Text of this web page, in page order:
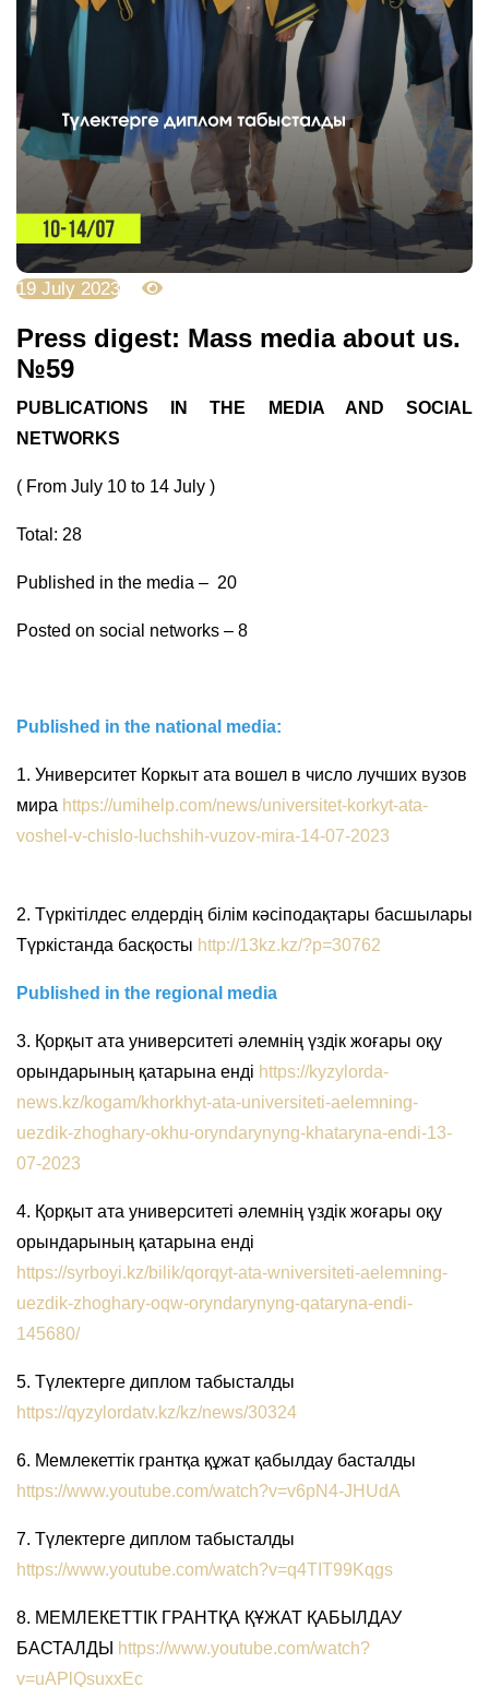
19 July 2023
Press digest: Mass media about us.
№59
PUBLICATIONS IN THE MEDIA AND SOCIAL
NETWORKS
( From July 10 to 14 July )
Total: 28
Published in the media – 20
Posted on social networks – 8
Published in the national media:
1. Университет Коркыт ата вошел в число лучших вузов
мира https://umihelp.com/news/universitet-korkyt-ata-
voshel-v-chislo-luchshih-vuzov-mira-14-07-2023
2. Түркітілдес елдердің білім кәсіподақтары басшылары
Түркістанда басқосты http://13kz.kz/?p=30762
Published in the regional media
3. Қорқыт ата университеті әлемнің үздік жоғары оқу
орындарының қатарына енді https://kyzylorda-
news.kz/kogam/khorkhyt-ata-universiteti-aelemning-
uezdik-zhoghary-okhu-oryndarynyng-khataryna-endi-13-
07-2023
4. Қорқыт ата университеті әлемнің үздік жоғары оқу
орындарының қатарына енді
https://syrboyi.kz/bilik/qorqyt-ata-wniversiteti-aelemning-
uezdik-zhoghary-oqw-oryndarynyng-qataryna-endi-
145680/
5. Түлектерге диплом табысталды
https://qyzylordatv.kz/kz/news/30324
6. Мемлекеттік грантқа құжат қабылдау басталды
https://www.youtube.com/watch?v=v6pN4-JHUdA
7. Түлектерге диплом табысталды
https://www.youtube.com/watch?v=q4TIT99Kqgs
8. МЕМЛЕКЕТТІК ГРАНТҚА ҚҰЖАТ ҚАБЫЛДАУ
БАСТАЛДЫ https://www.youtube.com/watch?
v=uAPlQsuxxEc